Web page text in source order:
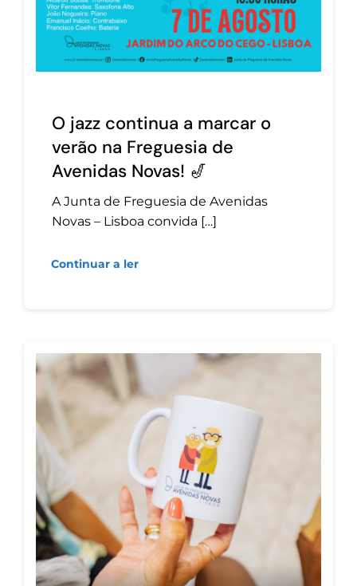
O jazz continua a marcar o
verão na Freguesia de
Avenidas Novas! 🎷
A Junta de Freguesia de Avenidas
Novas – Lisboa convida […]
Continuar a ler